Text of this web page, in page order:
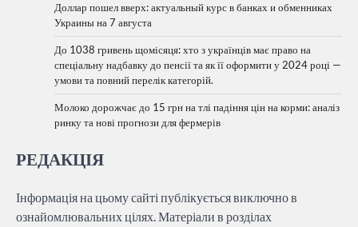
Доллар пошел вверх: актуальный курс в банках и обменниках
Украины на 7 августа
До 1038 гривень щомісяця: хто з українців має право на
спеціальну надбавку до пенсії та як її оформити у 2024 році —
умови та повний перелік категорій.
Молоко дорожчає до 15 грн на тлі падіння цін на корми: аналіз
ринку та нові прогнози для фермерів
РЕДАКЦІЯ
Інформація на цьому сайті публікується виключно в
ознайомлювальних цілях. Матеріали в розділах